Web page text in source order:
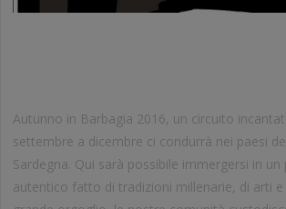
Autunno in Barbagia 2016, un circuito
settembre a dicembre ci condurrà nei paesi
Sardegna. Qui sarà possibile immergersi in un
autentico fatto di tradizioni millenarie, di arti